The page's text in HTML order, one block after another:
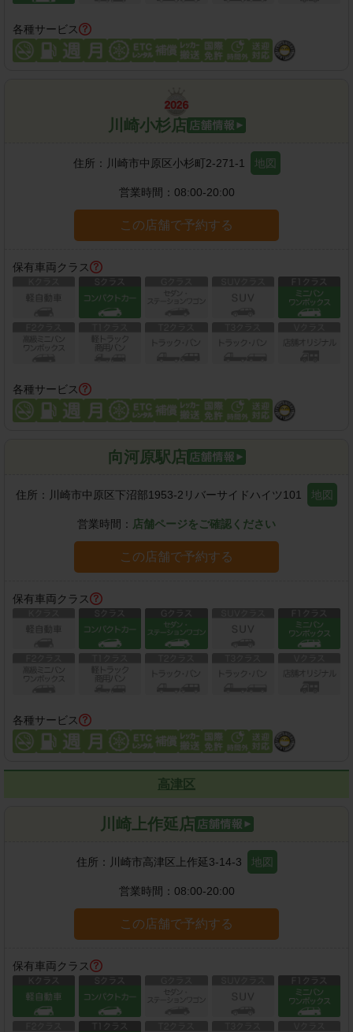
各種サービス
川崎小杉店
住所： 川崎市中原区小杉町2-271-1 地図
営業時間： 08:00-20:00
この店舗で予約する
保有車両クラス
各種サービス
向河原駅店
住所： 川崎市中原区下沼部1953-2リバーサイドハイツ101 地図
営業時間： 店舗ページをご確認ください
この店舗で予約する
保有車両クラス
各種サービス
高津区
川崎上作延店
住所： 川崎市高津区上作延3-14-3 地図
営業時間： 08:00-20:00
この店舗で予約する
保有車両クラス